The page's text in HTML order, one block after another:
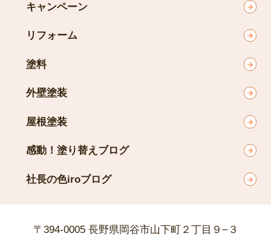
キャンペーン
リフォーム
塗料
外壁塗装
屋根塗装
感動！塗り替えブログ
社長の色iroブログ
〒394-0005 長野県岡谷市山下町２丁目９−３